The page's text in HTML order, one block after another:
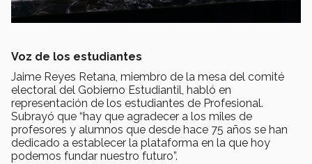
Voz de los estudiantes
Jaime Reyes Retana, miembro de la mesa del comité
electoral del Gobierno Estudiantil, habló en
representación de los estudiantes de Profesional.
Subrayó que “hay que agradecer a los miles de
profesores y alumnos que desde hace 75 años se han
dedicado a establecer la plataforma en la que hoy
podemos fundar nuestro futuro”.